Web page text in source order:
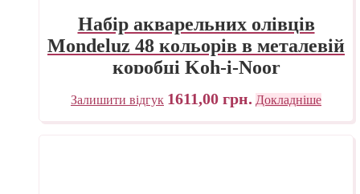
Набір акварельних олівців
Mondeluz 48 кольорів в металевій
коробці Koh-i-Noor
Залишити відгук 1611,00 грн. Докладніше